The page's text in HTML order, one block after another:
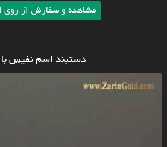
مشاهده و سفارش از روی
دستبند اسم نفیس